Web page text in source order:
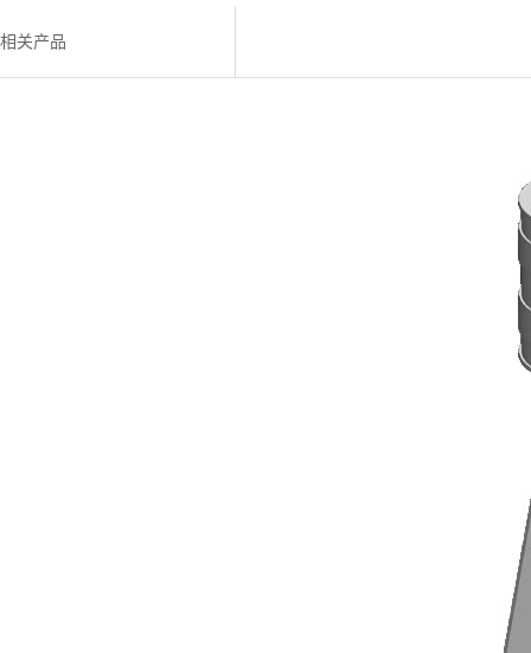
相关产品